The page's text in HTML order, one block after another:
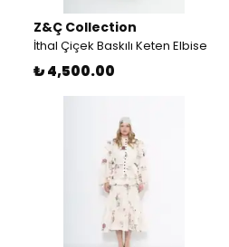
Z&Ç Collection
İthal Çiçek Baskılı Keten Elbise
₺ 4,500.00